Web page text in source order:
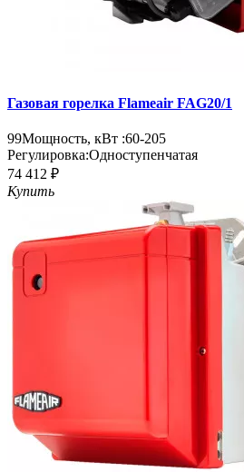
Газовая горелка Flameair FAG20/1
99Мощность, кВт :60-205
Регулировка:Одноступенчатая
74 412 ₽
Купить